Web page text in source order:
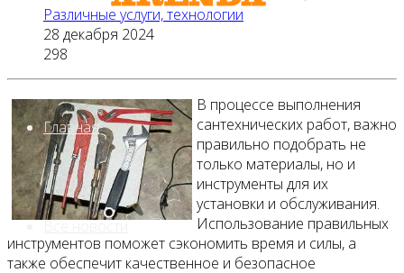
Главная
Все новости
Различные услуги, технологии
28 декабря 2024
298
В процессе выполнения
сантехнических работ, важно
правильно подобрать не
только материалы, но и
инструменты для их
установки и обслуживания.
Использование правильных
инструментов поможет сэкономить время и силы, а
также обеспечит качественное и безопасное